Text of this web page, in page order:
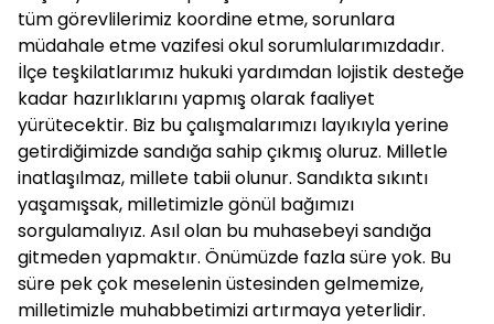
tüm görevlilerimiz koordine etme, sorunlara
müdahale etme vazifesi okul sorumlularımızdadır.
İlçe teşkilatlarımız hukuki yardımdan lojistik desteğe
kadar hazırlıklarını yapmış olarak faaliyet
yürütecektir. Biz bu çalışmalarımızı layıkıyla yerine
getirdiğimizde sandığa sahip çıkmış oluruz. Milletle
inatlaşılmaz, millete tabii olunur. Sandıkta sıkıntı
yaşamışsak, milletimizle gönül bağımızı
sorgulamalıyız. Asıl olan bu muhasebeyi sandığa
gitmeden yapmaktır. Önümüzde fazla süre yok. Bu
süre pek çok meselenin üstesinden gelmemize,
milletimizle muhabbetimizi artırmaya yeterlidir.